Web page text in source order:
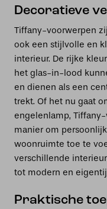
Decoratieve
Tiffany-voorwerpen
ook een stijlvolle en
interieur. De rijke
het glas-in-lood
en dienen als een
trekt. Of het nu gaat
engelenlamp,
manier om
woonruimte toe te
verschillende
tot modern en
Praktische